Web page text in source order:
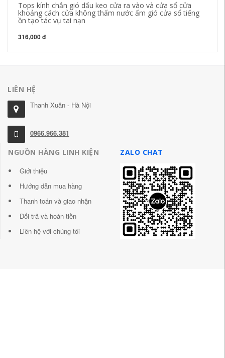
Tops kính chắn gió dấu keo cửa ra vào và cửa sổ cửa
khoảng cách cửa không thấm nước ấm gió cửa sổ tiếng
ồn tạo tác vụ tai nạn
316,000 đ
LIÊN HỆ
Thanh Xuân - Hà Nội
0966.966.381
NGUỒN HÀNG LINH KIỆN
Giới thiệu
Hướng dẫn mua hàng
Thanh toán và giao nhận
Đổi trả và hoàn tiền
Liên hệ với chúng tôi
ZALO CHAT